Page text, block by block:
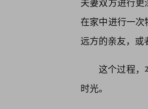
在家中进行一
远方的亲友，或
这个过程
时光。